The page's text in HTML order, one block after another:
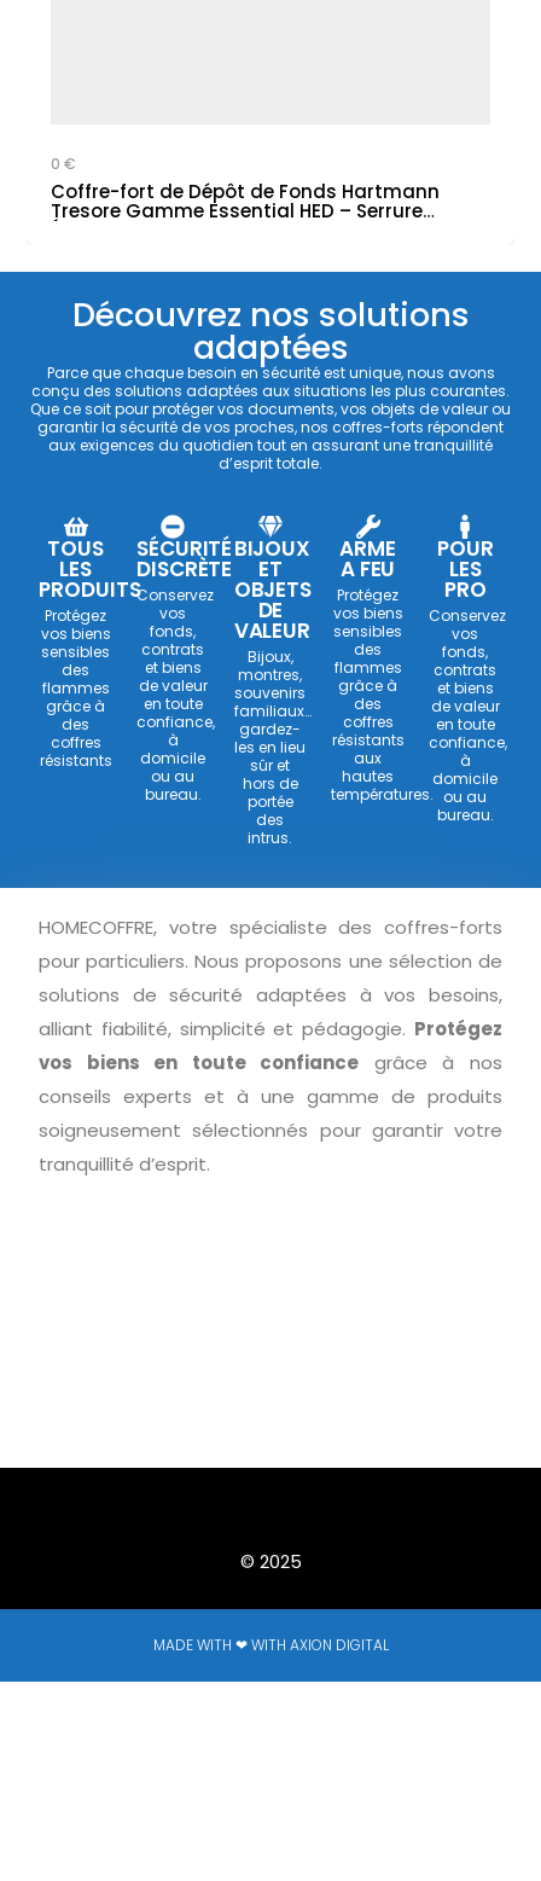
0 €
Coffre-fort de Dépôt de Fonds Hartmann
Tresore Gamme Essential HED – Serrure
Électronique
Découvrez nos solutions
adaptées
Parce que chaque besoin en sécurité est unique, nous avons
conçu des solutions adaptées aux situations les plus courantes.
Que ce soit pour protéger vos documents, vos objets de valeur ou
garantir la sécurité de vos proches, nos coffres-forts répondent
aux exigences du quotidien tout en assurant une tranquillité
d’esprit totale.
TOUS
LES
PRODUITS
Protégez
vos biens
sensibles
des
flammes
grâce à
des
coffres
résistants
SÉCURITÉ
DISCRÈTE
Conservez
vos
fonds,
contrats
et biens
de valeur
en toute
confiance,
à
domicile
ou au
bureau.
BIJOUX
ET
OBJETS
DE
VALEUR
Bijoux,
montres,
souvenirs
familiaux…
gardez-
les en lieu
sûr et
hors de
portée
des
intrus.
ARME
A FEU
Protégez
vos biens
sensibles
des
flammes
grâce à
des
coffres
résistants
aux
hautes
températures.
POUR
LES
PRO
Conservez
vos
fonds,
contrats
et biens
de valeur
en toute
confiance,
à
domicile
ou au
bureau.
HOMECOFFRE, votre spécialiste des coffres-forts
pour particuliers. Nous proposons une sélection de
solutions de sécurité adaptées à vos besoins,
alliant fiabilité, simplicité et pédagogie. Protégez
vos biens en toute confiance grâce à nos
conseils experts et à une gamme de produits
soigneusement sélectionnés pour garantir votre
tranquillité d’esprit.
© 2025
MADE WITH ❤ WITH AXION DIGITAL